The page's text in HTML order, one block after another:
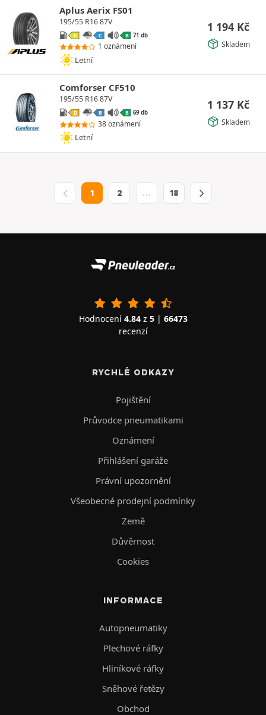
Aplus Aerix FS01
195/55 R16 87V
C C B 71 db
1 oznámení
Letní
1 194 Kč
Skladem
Comforser CF510
195/55 R16 87V
D B B 69 db
38 oznámení
Letní
1 137 Kč
Skladem
1 2 … 18
Hodnocení 4.84z 5| 66473
recenzí
RYCHLÉ ODKAZY
Pojištění
Průvodce pneumatikami
Oznámení
Přihlášení garáže
Právní upozornění
Všeobecné prodejní podmínky
Země
Důvěrnost
Cookies
INFORMACE
Autopneumatiky
Plechové ráfky
Hliníkové ráfky
Sněhové řetězy
Obchod